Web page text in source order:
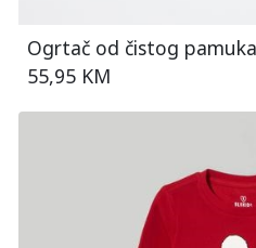
Ogrtač od čistog
55,95 KM